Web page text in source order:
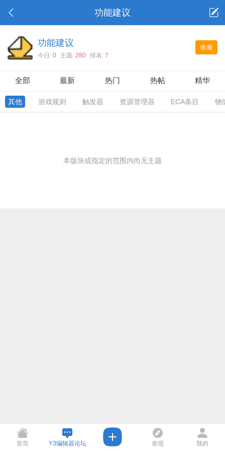
功能建议
收藏
功能建议
今日: 0 主题: 280 排名: 7
全部 最新 热门 热帖 精华
其他 游戏规则 触发器 资源管理器 ECA条目 物
本版块或指定的范围内尚无主题
首页 Y3编辑器论坛 发现 我的